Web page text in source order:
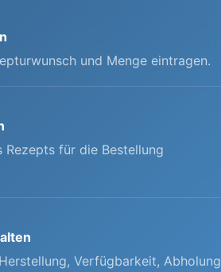
und Menge eintragen.
Rezepts für die Bestellung
Verfügbarkeit, Abholung